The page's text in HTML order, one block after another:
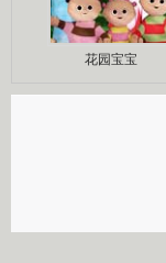
花园宝宝